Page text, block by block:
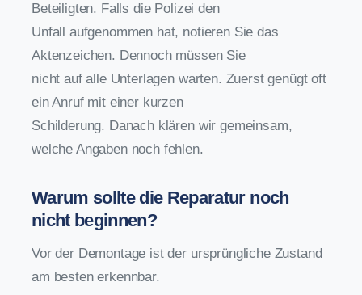
Beteiligten. Falls die Polizei den
Unfall aufgenommen hat, notieren Sie das
Aktenzeichen. Dennoch müssen Sie
nicht auf alle Unterlagen warten. Zuerst genügt oft
ein Anruf mit einer kurzen
Schilderung. Danach klären wir gemeinsam,
welche Angaben noch fehlen.
Warum sollte die Reparatur noch
nicht beginnen?
Vor der Demontage ist der ursprüngliche Zustand
am besten erkennbar.